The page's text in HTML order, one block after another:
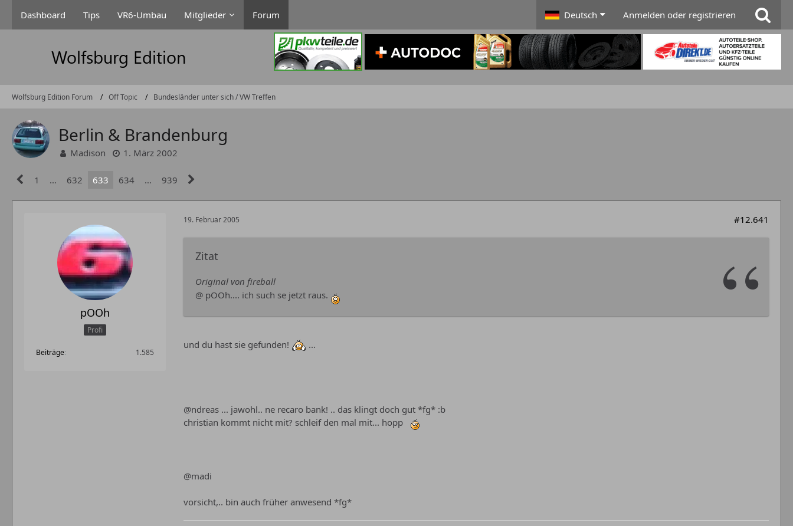
Dashboard Tips VR6-Umbau Mitglieder Forum Deutsch Anmelden oder registrieren
Wolfsburg Edition Forum Off Topic Bundesländer unter sich / VW Treffen
Berlin & Brandenburg
Madison 1. März 2002
1 … 632 633 634 … 939
pOOh
Profi
Beiträge 1.585
19. Februar 2005 #12.641
Zitat
Original von fireball
@ pOOh.... ich such se jetzt raus.
und du hast sie gefunden! ...
@ndreas ... jawohl.. ne recaro bank! .. das klingt doch gut *fg* :b
christian kommt nicht mit? schleif den mal mit... hopp
@madi
vorsicht,.. bin auch früher anwesend *fg*